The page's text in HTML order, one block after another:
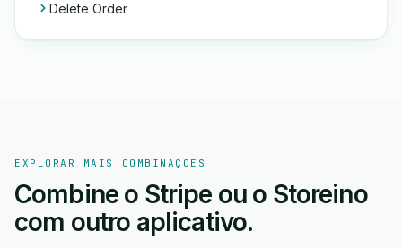
Delete Order
EXPLORAR MAIS COMBINAÇÕES
Combine o Stripe ou o Storeino
com outro aplicativo.